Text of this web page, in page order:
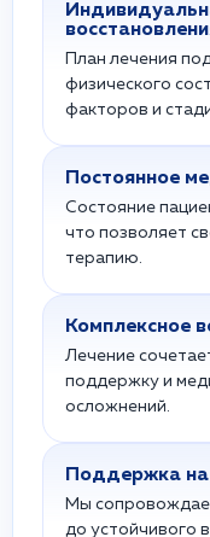
План лечения
физического
факторов и
Постоянное
Состояние
что позволяет
терапию.
Комплексное
Лечение
поддержку и
осложнений.
Поддержка на
Мы
до устойчивого